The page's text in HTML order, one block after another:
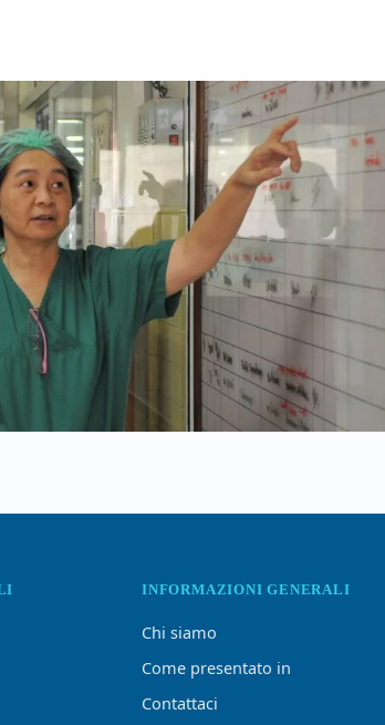
INFORMAZIONI GENERALI
Chi siamo
Come presentato in
Contattaci